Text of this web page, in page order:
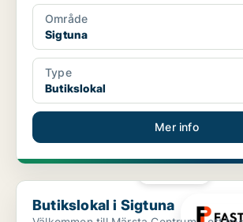
Område
Sigtuna
Type
Butikslokal
Mer info
Butikslokal i Sigtuna
Butikslokal i Sigtuna